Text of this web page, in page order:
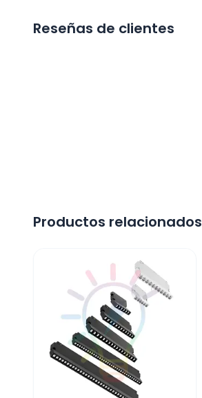
Reseñas de clientes
Productos relacionados